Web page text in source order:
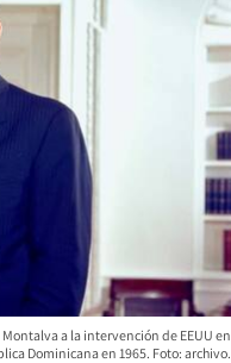
a la intervención de EEUU en
Dominicana en 1965. Foto: archivo.